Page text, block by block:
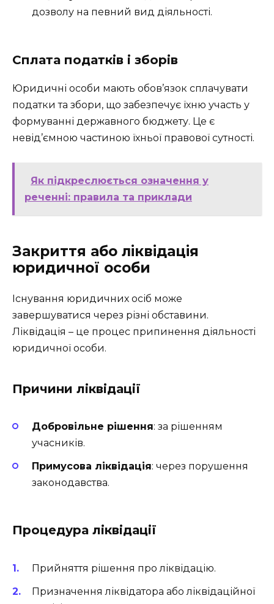
дозволу на певний вид діяльності.
Сплата податків і зборів
Юридичні особи мають обов’язок сплачувати
податки та збори, що забезпечує їхню участь у
формуванні державного бюджету. Це є
невід’ємною частиною їхньої правової сутності.
Як підкреслюється означення у
реченні: правила та приклади
Закриття або ліквідація
юридичної особи
Існування юридичних осіб може
завершуватися через різні обставини.
Ліквідація – це процес припинення діяльності
юридичної особи.
Причини ліквідації
Добровільне рішення: за рішенням
учасників.
Примусова ліквідація: через порушення
законодавства.
Процедура ліквідації
Прийняття рішення про ліквідацію.
Призначення ліквідатора або ліквідаційної